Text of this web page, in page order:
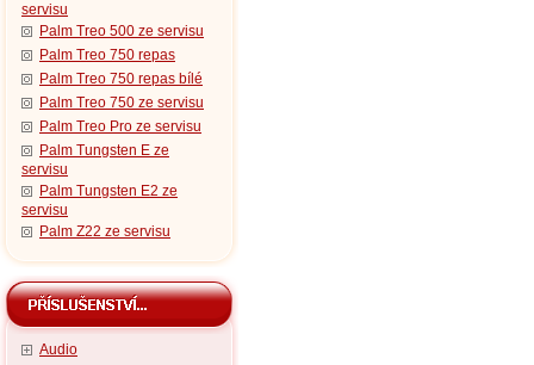
servisu
Palm Treo 500 ze servisu
Palm Treo 750 repas
Palm Treo 750 repas bílé
Palm Treo 750 ze servisu
Palm Treo Pro ze servisu
Palm Tungsten E ze
servisu
Palm Tungsten E2 ze
servisu
Palm Z22 ze servisu
Audio